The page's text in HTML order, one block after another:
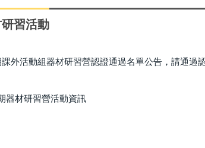
習活動
外活動組器材研習營認證通過名單公告，請通過
器材研習營活動資訊